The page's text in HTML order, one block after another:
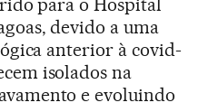
para o Hospital
devido a uma
anterior à covid-
isolados na
e evoluindo